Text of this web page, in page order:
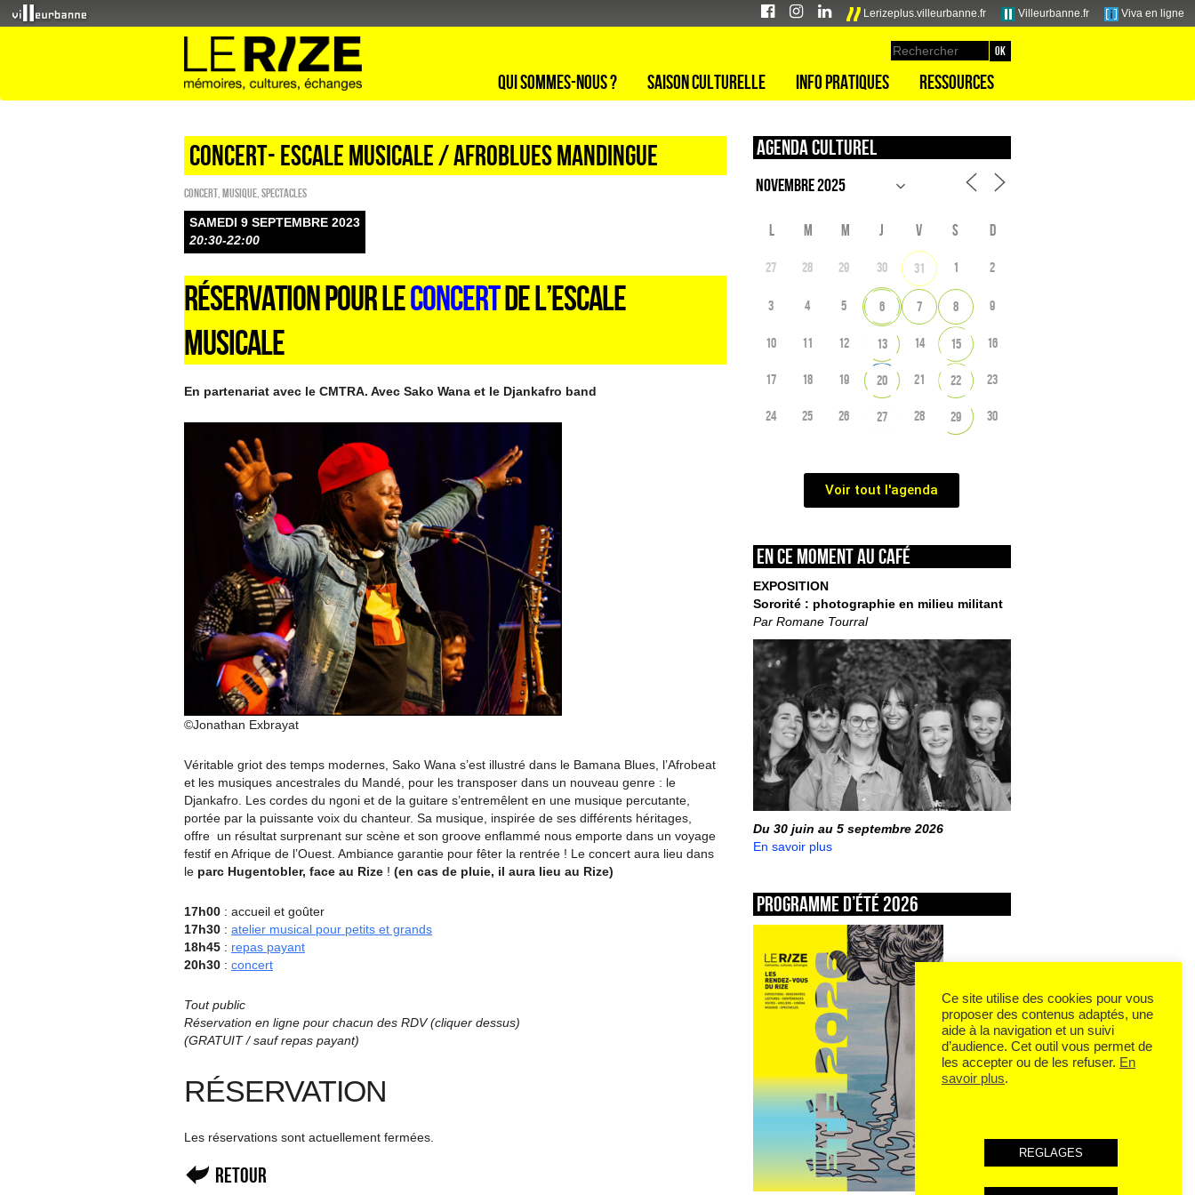
Lerizeplus.villeurbanne.fr Villeurbanne.fr Viva en ligne
Qui sommes-nous ? Saison culturelle Info pratiques Ressources
CONCERT- ESCALE MUSICALE / AFROBLUES MANDINGUE
Concert Musique SPECTACLES
SAMEDI 9 SEPTEMBRE 2023
20:30-22:00
RÉSERVATION POUR LECONCERTDE L’ESCALE
MUSICALE
En partenariat avec le CMTRA. Avec Sako Wana et le Djankafro band
©Jonathan Exbrayat
Véritable griot des temps modernes, Sako Wana s’est illustré dans le Bamana Blues, l’Afrobeat
et les musiques ancestrales du Mandé, pour les transposer dans un nouveau genre : le
Djankafro. Les cordes du ngoni et de la guitare s’entremêlent en une musique percutante,
portée par la puissante voix du chanteur. Sa musique, inspirée de ses différents héritages,
offre un résultat surprenant sur scène et son groove enflammé nous emporte dans un voyage
festif en Afrique de l’Ouest. Ambiance garantie pour fêter la rentrée ! Le concert aura lieu dans
le parc Hugentobler, face au Rize ! (en cas de pluie, il aura lieu au Rize)
17h00 : accueil et goûter
17h30 : atelier musical pour petits et grands
18h45 : repas payant
20h30 : concert
Tout public
Réservation en ligne pour chacun des RDV (cliquer dessus)
(GRATUIT / sauf repas payant)
RÉSERVATION
Les réservations sont actuellement fermées.
Retour
Agenda culturel
L M M J V S D
27 28 29 30 31 1 2
3 4 5 6 7 8 9
10 11 12 13 14 15 16
17 18 19 20 21 22 23
24 25 26 27 28 29 30
Voir tout l'agenda
En ce moment au café
EXPOSITION
Sororité : photographie en milieu militant
Par Romane Tourral
Du 30 juin au 5 septembre 2026
En savoir plus
Programme d’été 2026
Ce site utilise des cookies pour vous
proposer des contenus adaptés, une
aide à la navigation et un suivi
d’audience. Cet outil vous permet de
les accepter ou de les refuser. En
savoir plus.
REGLAGES